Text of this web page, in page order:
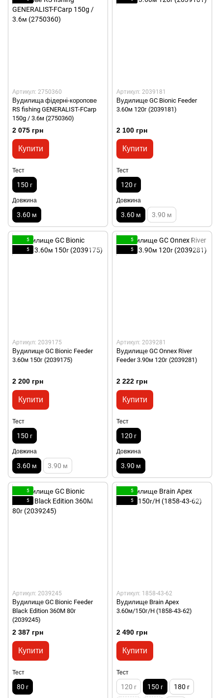
Артикул: 2750360
Вудилища фідерні-коропове
RS fishing GENERALIST-FCarp
150g / 3.6м (2750360)
2 075 грн
Купити
Тест
150 г
Довжина
3.60 м
Артикул: 2039181
Вудилище GC Bionic Feeder
3.60м 120г (2039181)
2 100 грн
Купити
Тест
120 г
Довжина
3.60 м 3.90 м
5
5
Артикул: 2039175
Вудилище GC Bionic Feeder
3.60м 150г (2039175)
2 200 грн
Купити
Тест
150 г
Довжина
3.60 м 3.90 м
5
5
Артикул: 2039281
Вудилище GC Onnex River
Feeder 3.90м 120г (2039281)
2 222 грн
Купити
Тест
120 г
Довжина
3.90 м
5
5
Артикул: 2039245
Вудилище GC Bionic Feeder
Black Edition 360M 80г
(2039245)
2 387 грн
Купити
Тест
80 г
5
5
Артикул: 1858-43-62
Вудилище Brain Apex
3.60м/150г/H (1858-43-62)
2 490 грн
Купити
Тест
120 г 150 г 180 г